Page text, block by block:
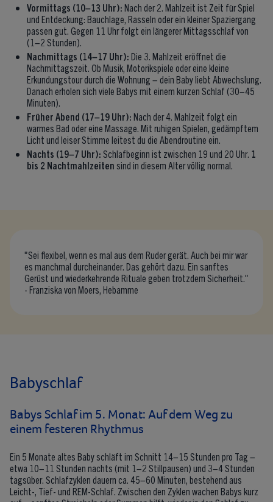
Vormittags (10–13 Uhr): Nach der 2. Mahlzeit ist Zeit für Spiel
und Entdeckung: Bauchlage, Rasseln oder ein kleiner Spaziergang
passen gut. Gegen 11 Uhr folgt ein längerer Mittagsschlaf von
(1–2 Stunden).
Nachmittags (14–17 Uhr): Die 3. Mahlzeit eröffnet die
Nachmittagszeit. Ob Musik, Motorikspiele oder eine kleine
Erkundungstour durch die Wohnung – dein Baby liebt Abwechslung.
Danach erholen sich viele Babys mit einem kurzen Schlaf (30–45
Minuten).
Früher Abend (17–19 Uhr): Nach der 4. Mahlzeit folgt ein
warmes Bad oder eine Massage. Mit ruhigen Spielen, gedämpftem
Licht und leiser Stimme leitest du die Abendroutine ein.
Nachts (19–7 Uhr): Schlafbeginn ist zwischen 19 und 20 Uhr. 1
bis 2 Nachtmahlzeiten sind in diesem Alter völlig normal.
"Sei flexibel, wenn es mal aus dem Ruder gerät. Auch bei mir war
es manchmal durcheinander. Das gehört dazu. Ein sanftes
Gerüst und wiederkehrende Rituale geben trotzdem Sicherheit."
- Franziska von Moers, Hebamme
Babyschlaf
Babys Schlaf im 5. Monat: Auf dem Weg zu
einem festeren Rhythmus
Ein 5 Monate altes Baby schläft im Schnitt 14–15 Stunden pro Tag –
etwa 10–11 Stunden nachts (mit 1–2 Stillpausen) und 3–4 Stunden
tagsüber. Schlafzyklen dauern ca. 45–60 Minuten, bestehend aus
Leicht-, Tief- und REM-Schlaf. Zwischen den Zyklen wachen Babys kurz